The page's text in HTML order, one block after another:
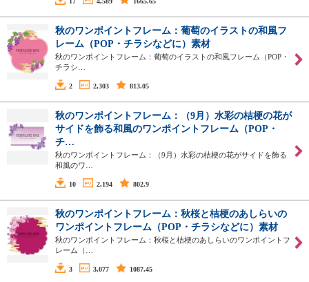
秋のワンポイントフレーム：葡萄のイラストの和風フ
レーム（POP・チラシなどに）素材
秋のワンポイントフレーム：葡萄のイラストの和風フレーム（POP・
チラシ…
2 2,303 813.05
秋のワンポイントフレーム：（9月）水彩の桔梗の花が
サイドを飾る和風のワンポイントフレーム（POP・
チ…
秋のワンポイントフレーム：（9月）水彩の桔梗の花がサイドを飾る
和風のワ…
10 2,194 802.9
秋のワンポイントフレーム：秋桜と桔梗のあしらいの
ワンポイントフレーム（POP・チラシなどに）素材
秋のワンポイントフレーム：秋桜と桔梗のあしらいのワンポイントフ
レーム（…
3 3,077 1087.45